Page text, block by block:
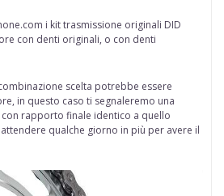
i kit trasmissione originali DID
con denti originali, o con denti
scelta potrebbe essere
in questo caso ti segnaleremo una
rapporto finale identico a quello
qualche giorno in più per avere il